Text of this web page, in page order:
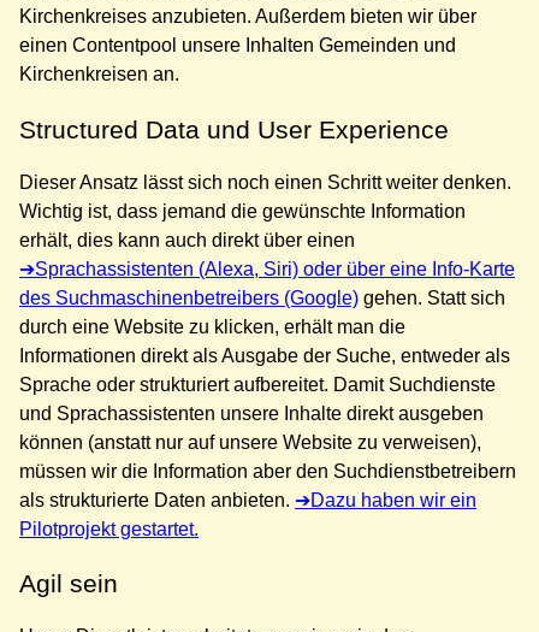
Kirchenkreises anzubieten. Außerdem bieten wir über
einen Contentpool unsere Inhalten Gemeinden und
Kirchenkreisen an.
Structured Data und User Experience
Dieser Ansatz lässt sich noch einen Schritt weiter denken.
Wichtig ist, dass jemand die gewünschte Information
erhält, dies kann auch direkt über einen
Sprachassistenten (Alexa, Siri) oder über eine Info-Karte
des Suchmaschinenbetreibers (Google) gehen. Statt sich
durch eine Website zu klicken, erhält man die
Informationen direkt als Ausgabe der Suche, entweder als
Sprache oder strukturiert aufbereitet. Damit Suchdienste
und Sprachassistenten unsere Inhalte direkt ausgeben
können (anstatt nur auf unsere Website zu verweisen),
müssen wir die Information aber den Suchdienstbetreibern
als strukturierte Daten anbieten.
Dazu haben wir ein
Pilotprojekt gestartet.
Agil sein